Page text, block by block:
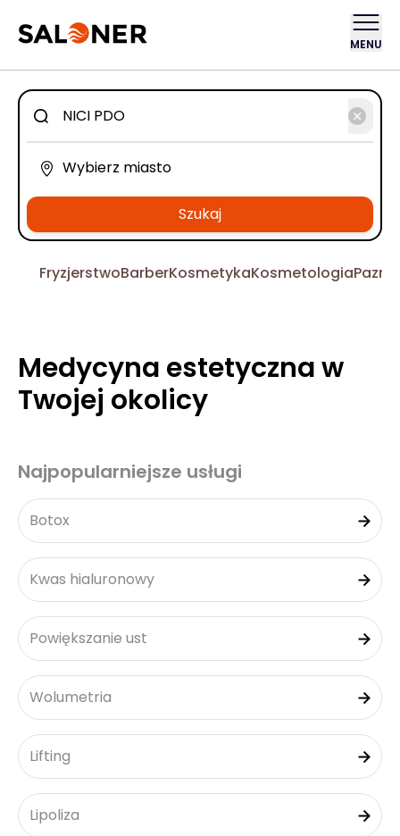
MENU
Szukaj
FryzjerstwoBarberKosmetykaKosmetologia
Medycyna estetyczna w
Twojej okolicy
Najpopularniejsze usługi
Botox
Kwas hialuronowy
Powiększanie ust
Wolumetria
Lifting
Lipoliza